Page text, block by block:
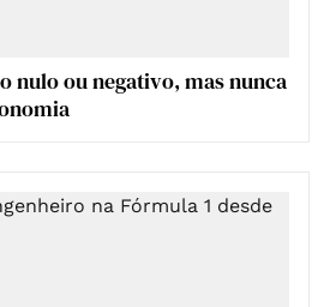
nulo ou negativo, mas nunca